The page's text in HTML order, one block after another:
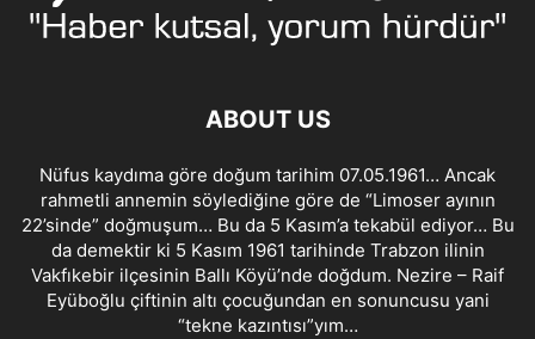
ABOUT US
Nüfus kaydıma göre doğum tarihim 07.05.1961… Ancak
rahmetli annemin söylediğine göre de “Limoser ayının
22’sinde” doğmuşum… Bu da 5 Kasım’a tekabül ediyor… Bu
da demektir ki 5 Kasım 1961 tarihinde Trabzon ilinin
Vakfıkebir ilçesinin Ballı Köyü’nde doğdum. Nezire – Raif
Eyüboğlu çiftinin altı çocuğundan en sonuncusu yani
“tekne kazıntısı”yım…